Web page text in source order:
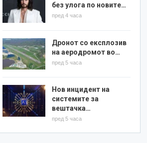
без улога по новите…
пред 4 часа
Дронот со експлозив
на аеродромот во…
пред 5 часа
Нов инцидент на
системите за
вештачка…
пред 5 часа